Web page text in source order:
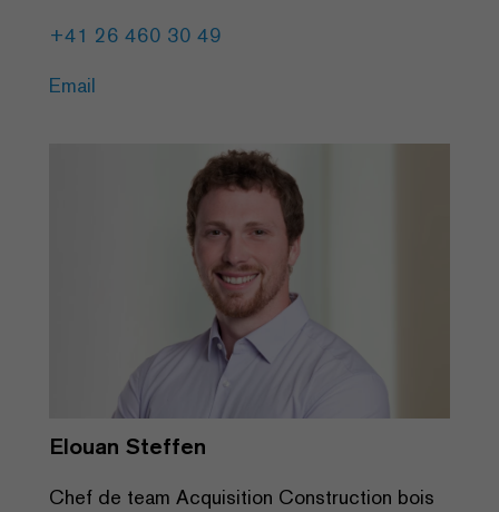
+41 26 460 30 49
Email
Elouan Steffen
Chef de team Acquisition Construction bois